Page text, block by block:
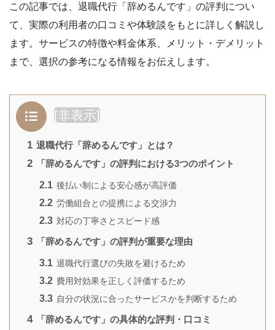
この記事では、退職代行「辞めるんです」の評判につい
て、実際の利用者の口コミや体験談をもとに詳しく解説し
ます。サービスの特徴や料金体系、メリット・デメリット
まで、選択の参考になる情報をお伝えします。
[非表示]
1 退職代行「辞めるんです」とは？
2 「辞めるんです」の評判における3つのポイント
2.1 後払い制による安心感が高評価
2.2 労働組合との提携による交渉力
2.3 対応の丁寧さとスピード感
3 「辞めるんです」の評判が重要な理由
3.1 退職代行選びの失敗を避けるため
3.2 費用対効果を正しく評価するため
3.3 自分の状況に合ったサービスかを判断するため
4 「辞めるんです」の具体的な評判・口コミ